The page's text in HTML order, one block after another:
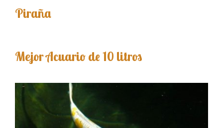
Piraña
Mejor Acuario de 10 litros